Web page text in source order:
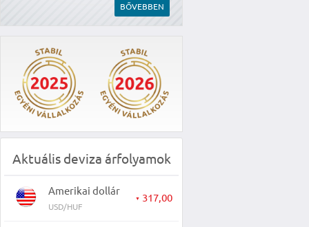
BŐVEBBEN
Aktuális deviza árfolyamok
Amerikai dollár
USD/HUF
▼ 317,00